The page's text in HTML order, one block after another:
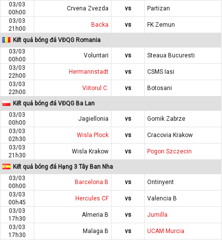
03/03
00h00
Crvena Zvezda vs
Partizan
03/03
21h00
Backa vs FK Zemun
Kết quả bóng đá VĐQG Romania
03/03
00h00
Voluntari vs
Steaua Bucuresti
03/03
22h00
Hermannstadt vs
CSMS Iasi
03/03
22h00
Viitorul C. vs Botosani
Kết quả bóng đá VĐQG Ba Lan
03/03
00h00
Jagiellonia vs
Gornik Zabrze
03/03
02h30
Wisla Plock vs
Cracovia Krakow
03/03
21h30
Wisla Krakow vs Pogon Szczecin
Kết quả bóng đá Hạng 3 Tây Ban Nha
03/03
00h00
Barcelona B vs
Ontinyent
03/03
00h45
Hercules CF vs
Valencia B
03/03
17h30
Almeria B vs
Jumilla
03/03
17h30
Malaga B vs
UCAM Murcia